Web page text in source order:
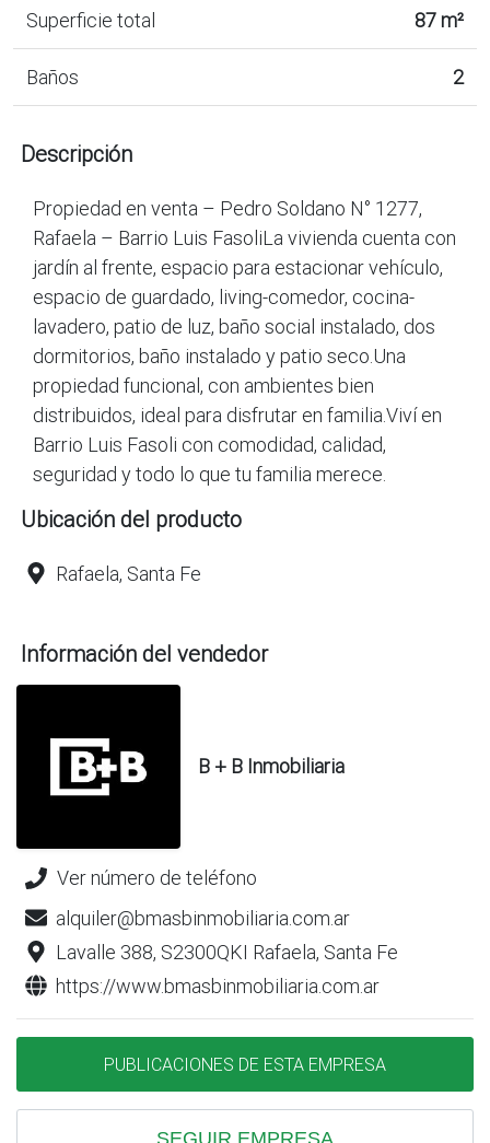
Superficie total 87 m²
Baños 2
Descripción
Propiedad en venta – Pedro Soldano N° 1277,
Rafaela – Barrio Luis FasoliLa vivienda cuenta con
jardín al frente, espacio para estacionar vehículo,
espacio de guardado, living-comedor, cocina-
lavadero, patio de luz, baño social instalado, dos
dormitorios, baño instalado y patio seco.Una
propiedad funcional, con ambientes bien
distribuidos, ideal para disfrutar en familia.Viví en
Barrio Luis Fasoli con comodidad, calidad,
Ubicación del producto
Rafaela, Santa Fe
Información del vendedor
B + B Inmobiliaria
Ver número de teléfono
alquiler@bmasbinmobiliaria.com.ar
Lavalle 388, S2300QKI Rafaela, Santa Fe
https://www.bmasbinmobiliaria.com.ar
PUBLICACIONES DE ESTA EMPRESA
SEGUIR EMPRESA